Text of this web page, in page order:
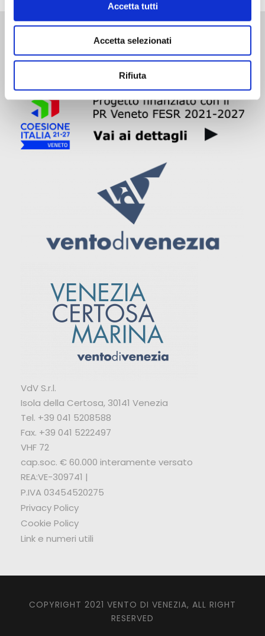
Accetta tutti
Accetta selezionati
Rifiuta
VdV S.r.l.
Isola della Certosa, 30141 Venezia
Tel. +39 041 5208588
Fax. +39 041 5222497
VHF 72
cap.soc. € 60.000 interamente versato
REA:VE-309741 |
P.IVA 03454520275
Privacy Policy
Cookie Policy
Link e numeri utili
COPYRIGHT 2021 VENTO DI VENEZIA, ALL RIGHT
RESERVED